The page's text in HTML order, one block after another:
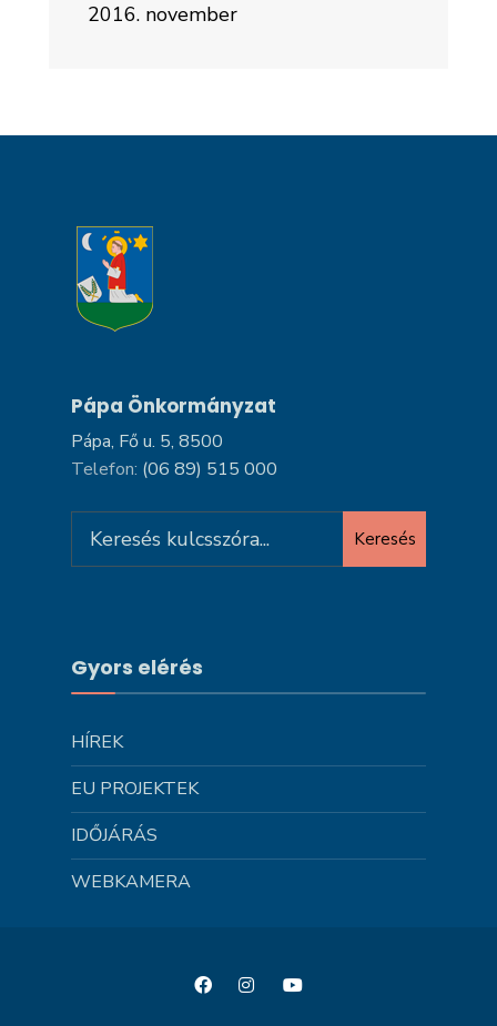
2016. november
Pápa Önkormányzat
Pápa, Fő u. 5, 8500
Telefon: (06 89) 515 000
for:
Keresés
Gyors elérés
HÍREK
EU PROJEKTEK
IDŐJÁRÁS
WEBKAMERA